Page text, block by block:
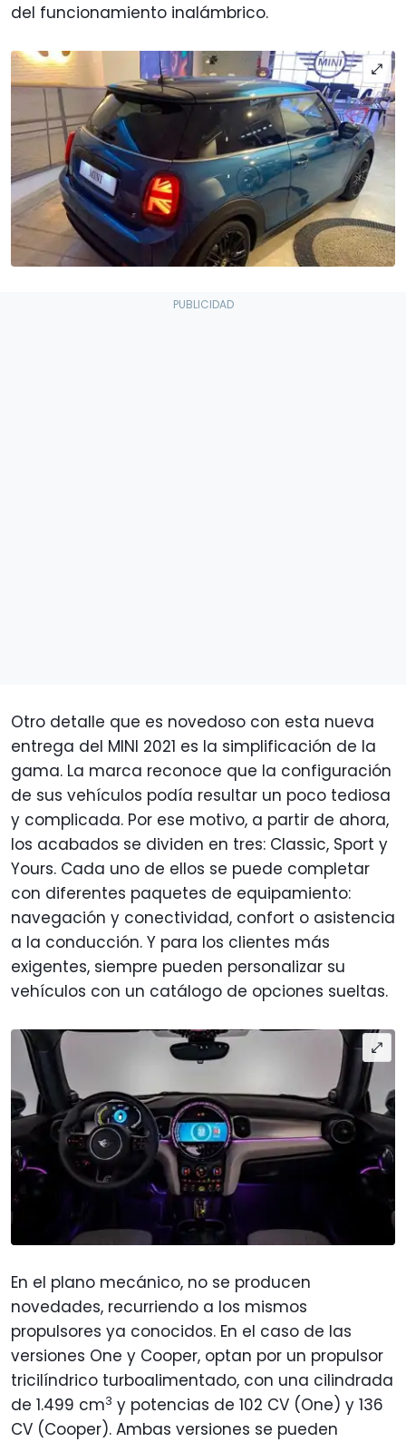
del funcionamiento inalámbrico.
Otro detalle que es novedoso con esta nueva
entrega del MINI 2021 es la simplificación de la
gama. La marca reconoce que la configuración
de sus vehículos podía resultar un poco tediosa
y complicada. Por ese motivo, a partir de ahora,
los acabados se dividen en tres: Classic, Sport y
Yours. Cada uno de ellos se puede completar
con diferentes paquetes de equipamiento:
navegación y conectividad, confort o asistencia
a la conducción. Y para los clientes más
exigentes, siempre pueden personalizar su
vehículos con un catálogo de opciones sueltas.
En el plano mecánico, no se producen
novedades, recurriendo a los mismos
propulsores ya conocidos. En el caso de las
versiones One y Cooper, optan por un propulsor
tricilíndrico turboalimentado, con una cilindrada
de 1.499 cm3 y potencias de 102 CV (One) y 136
CV (Cooper). Ambas versiones se pueden